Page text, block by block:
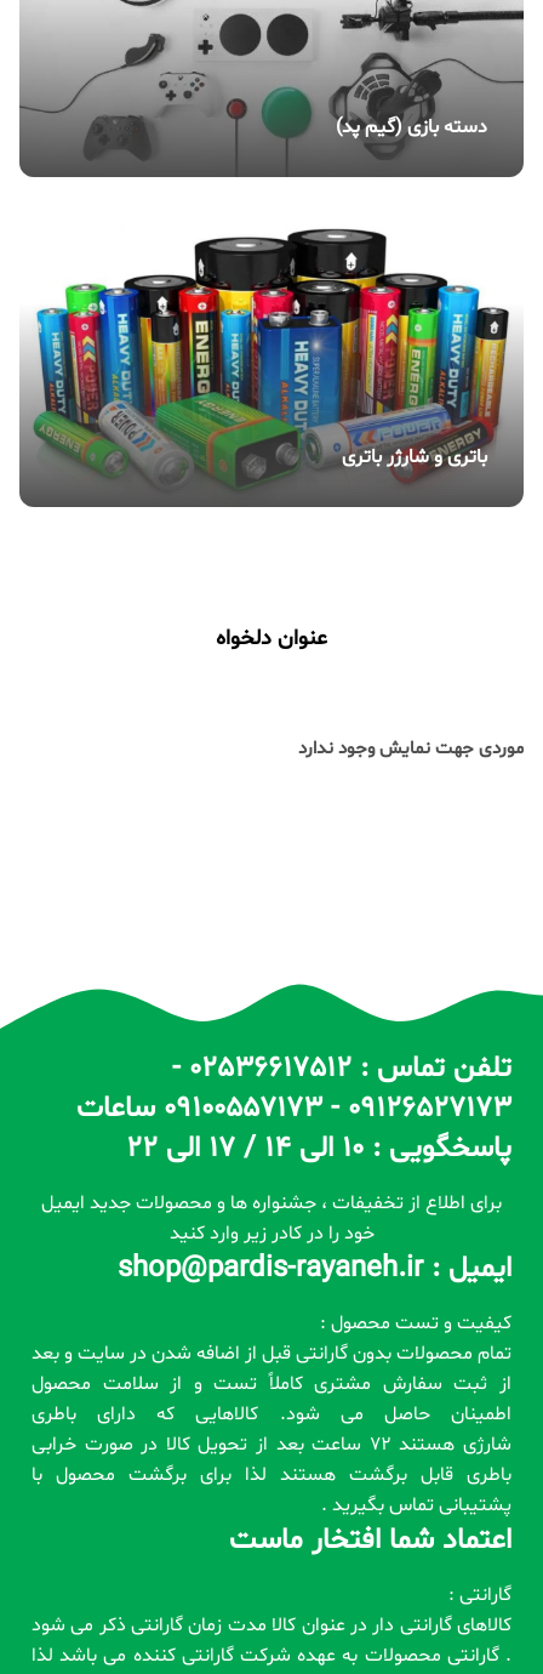
دسته بازی (گیم پد)
باتری و شارژر باتری
عنوان دلخواه
موردی جهت نمایش وجود ندارد
تلفن تماس : 02536617512 -
09126527173 - 09100557173 ساعات
پاسخگویی : 10 الی 14 / 17 الی 22
برای اطلاع از تخفیفات ، جشنواره ها و محصولات جدید ایمیل
خود را در کادر زیر وارد کنید
ایمیل : shop@pardis-rayaneh.ir
کیفیت و تست محصول :
تمام محصولات بدون گارانتی قبل از اضافه شدن در سایت و بعد
از ثبت سفارش مشتری کاملاً تست و از سلامت محصول
اطمینان حاصل می شود. کالاهایی که دارای باطری
شارژی هستند 72 ساعت بعد از تحویل کالا در صورت خرابی
باطری قابل برگشت هستند لذا برای برگشت محصول با
پشتیبانی تماس بگیرید .
اعتماد شما افتخار ماست
گارانتی :
کالاهای گارانتی دار در عنوان کالا مدت زمان گارانتی ذکر می شود
. گارانتی محصولات به عهده شرکت گارانتی کننده می باشد لذا